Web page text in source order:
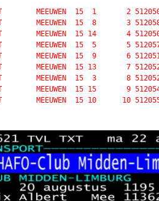
MEEUWEN  15  1       2
MEEUWEN  15  8       3
MEEUWEN  15 14       4
MEEUWEN  15  5       5
MEEUWEN  15  9       6
MEEUWEN  15 13       7
MEEUWEN  15  3       8
MEEUWEN  15 15       9
MEEUWEN  15 10      10